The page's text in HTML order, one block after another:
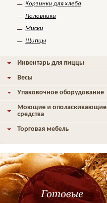
Корзинки для хлеба
Половники
Миски
Щипцы
Инвентарь для пиццы
Весы
Упаковочное оборудование
Моющие и ополаскивающие
средства
Торговая мебель